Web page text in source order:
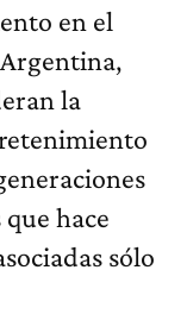
en el
la
hace
sólo